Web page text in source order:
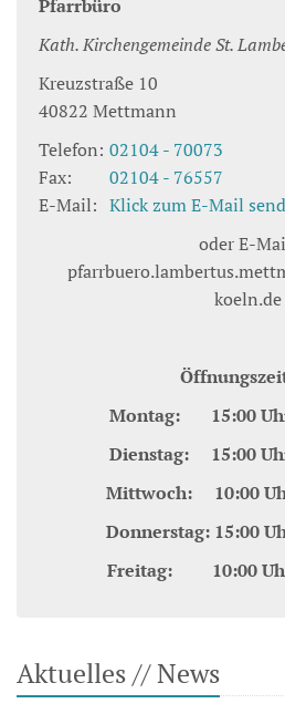
Pfarrbüro
Kath. Kirchengemeinde St.
Kreuzstraße 10
40822 Mettmann
Telefon: 02104 - 70073
Fax:
02104 - 76557
E-Mail: Klick zum E-Mail
oder E-
koeln.de
Montag: 15:00 Uhr
Dienstag: 15:00
Mittwoch: 10:00
Donnerstag: 15:00
Freitag: 10:00 Uhr
Aktuelles // News